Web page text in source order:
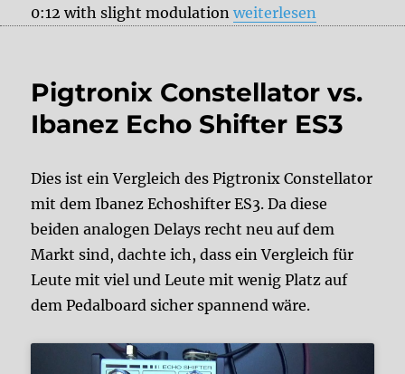
0:12 with slight modulation„Pigtronix Constellator
weiterlesen
Pigtronix Constellator vs.
Ibanez Echo Shifter ES3
Dies ist ein Vergleich des Pigtronix Constellator
mit dem Ibanez Echoshifter ES3. Da diese
beiden analogen Delays recht neu auf dem
Markt sind, dachte ich, dass ein Vergleich für
Leute mit viel und Leute mit wenig Platz auf
dem Pedalboard sicher spannend wäre.